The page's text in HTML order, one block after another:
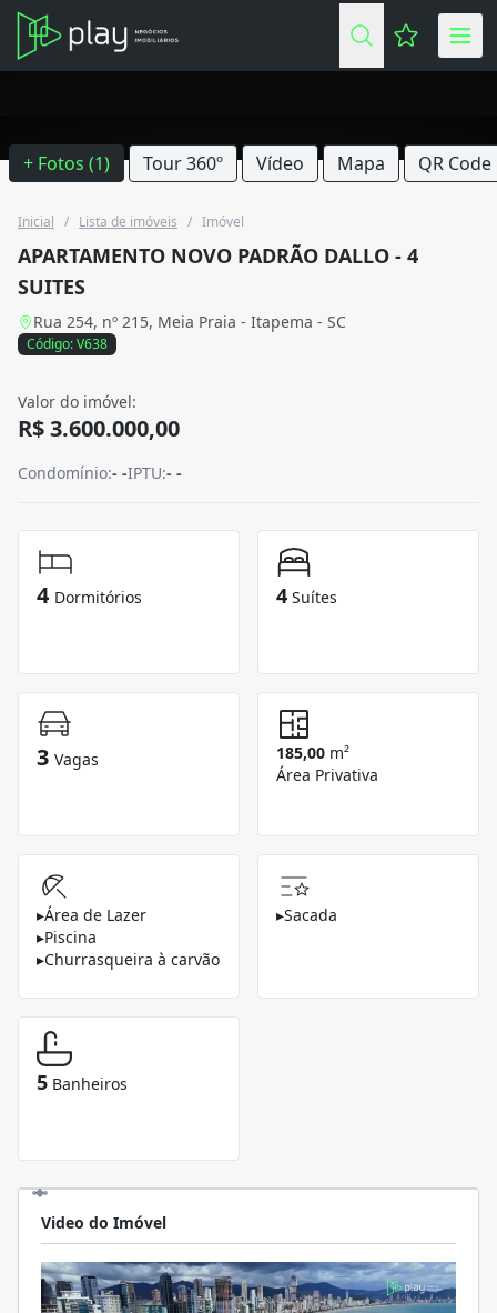
Favoritos
+ Fotos (1) Tour 360º Vídeo Mapa QR Code
Inicial / Lista de imóveis / Imóvel
APARTAMENTO NOVO PADRÃO DALLO - 4
SUITES
Rua 254, nº 215, Meia Praia - Itapema - SC
Código: V638
Valor do imóvel:
R$ 3.600.000,00
Condomínio:- -IPTU:- -
4 Dormitórios 4 Suítes
3 Vagas 185,00 m²
Área Privativa
▸Área de Lazer
▸Piscina
▸Churrasqueira à carvão
▸Sacada
5 Banheiros
Video do Imóvel